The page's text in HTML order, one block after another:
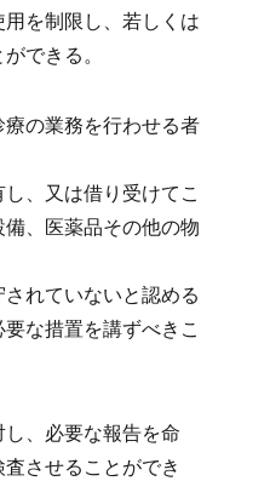
を制限し、若しくは
できる。
の業務を行わせる者
、又は借り受けてこ
、医薬品その他の物
れていないと認める
な措置を講ずべきこ
、必要な報告を命
させることができ